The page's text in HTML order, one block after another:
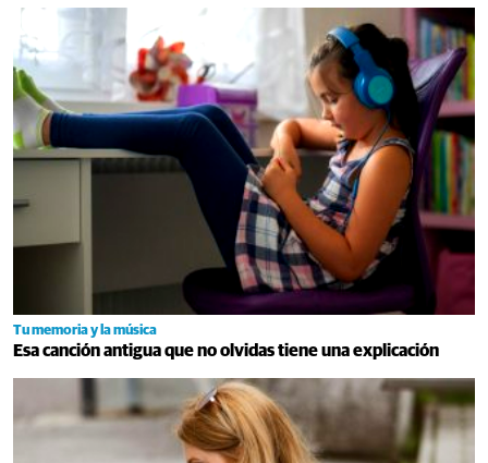
Tu memoria y la música
Esa canción antigua que no olvidas tiene una explicación